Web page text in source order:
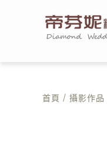
首頁 / 攝影作品